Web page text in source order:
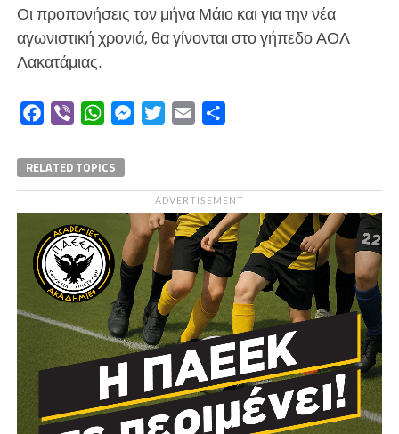
Οι προπονήσεις τον μήνα Μάιο και για την νέα
αγωνιστική χρονιά, θα γίνονται στο γήπεδο ΑΟΛ
Λακατάμιας.
Facebook
Viber WhatsAppMessengerTwitterEmail
RELATED TOPICS
ADVERTISEMENT